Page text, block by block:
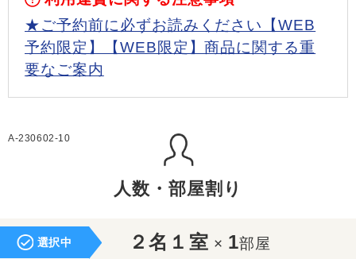
★ご予約前に必ずお読みください【WEB
予約限定】【WEB限定】商品に関する重
要なご案内
A-230602-10
人数・部屋割り
選択中 ２名１室 × 1部屋